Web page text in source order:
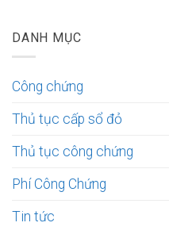
DANH MỤC
Công chứng
Thủ tục cấp sổ đỏ
Thủ tục công chứng
Phí Công Chứng
Tin tức